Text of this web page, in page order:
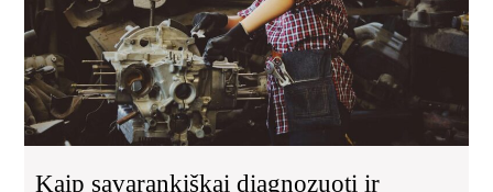
Kaip savarankiškai diagnozuoti ir